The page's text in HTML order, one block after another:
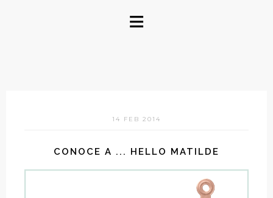
≡
14 FEB 2014
CONOCE A ... HELLO MATILDE